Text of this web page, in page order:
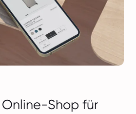
Online-Shop für